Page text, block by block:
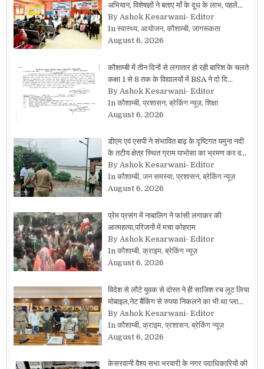
अभियान, विशेषज्ञों ने बताए माँ के दूध के लाभ, पहले…
By Ashok Kesarwani- Editor
In स्वास्थ्य, आयोजन, कौशाम्बी, जागरूकता
August 6, 2026
कौशाम्बी में तीन दिनों से लगातार हो रही बारिश के चलते
कक्षा 1 से 8 तक के विद्यालयों में BSA ने दो दि…
By Ashok Kesarwani- Editor
In कौशाम्बी, प्रशासन, ब्रेकिंग न्यूज़, शिक्षा
August 6, 2026
डीएम एवं एसपी ने संभावित बाढ़ के दृष्टिगत यमुना नदी
के तटीय क्षेत्र स्थित ग्राम पाभोसा का भ्रमण कर व…
By Ashok Kesarwani- Editor
In कौशाम्बी, जन समस्या, प्रशासन, ब्रेकिंग न्यूज़
August 6, 2026
प्रेम प्रसंग में नाबालिग ने फांसी लगाकर की
आत्महत्या,परिजनों में मचा कोहराम
By Ashok Kesarwani- Editor
In कौशाम्बी, क्राइम, ब्रेकिंग न्यूज़
August 6, 2026
विदेश से लौटे युवक से दोस्त ने ही साजिश रच लूट लिया
मोबाइल,नेट बैंकिंग से रुपया निकलने का भी था प्ला…
By Ashok Kesarwani- Editor
In कौशाम्बी, क्राइम, प्रशासन, ब्रेकिंग न्यूज़
August 6, 2026
केसरवानी वैश्य सभा भरवारी के नगर पदाधिकारियों की